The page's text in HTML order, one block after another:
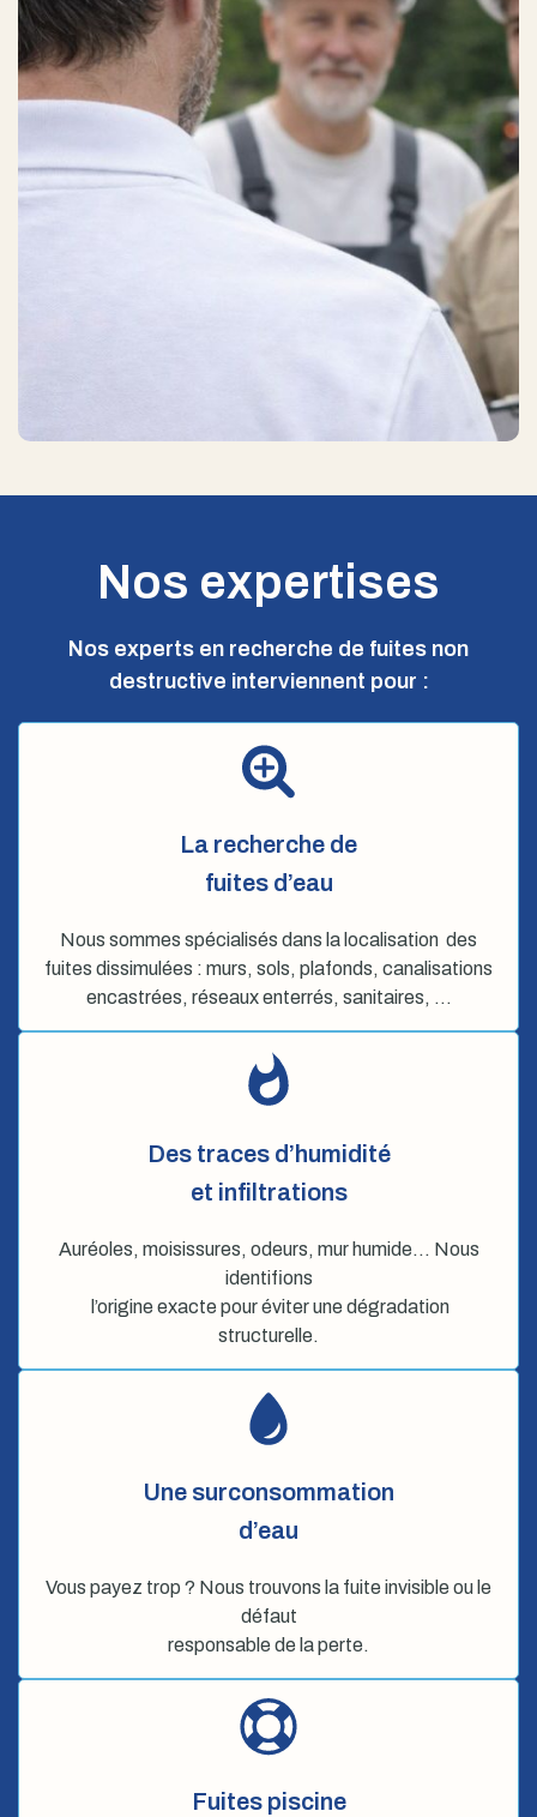
Nos expertises
Nos experts en recherche de fuites non
destructive interviennent pour :
La recherche de
fuites d’eau
Nous sommes spécialisés dans la localisation des
fuites dissimulées : murs, sols, plafonds, canalisations
encastrées, réseaux enterrés, sanitaires, …
Des traces d’humidité
et infiltrations
Auréoles, moisissures, odeurs, mur humide… Nous
identifions
l’origine exacte pour éviter une dégradation
structurelle.
Une surconsommation
d’eau
Vous payez trop ? Nous trouvons la fuite invisible ou le
défaut
responsable de la perte.
Fuites piscine